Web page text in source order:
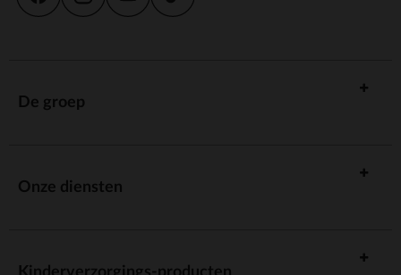
De groep
Onze diensten